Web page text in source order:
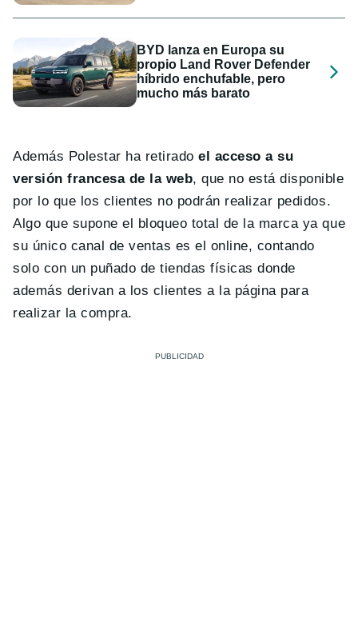
BYD lanza en Europa su
propio Land Rover Defender
híbrido enchufable, pero
mucho más barato
Además Polestar ha retiradoel acceso a su
versión francesa de la web, que no está disponible
por lo que los clientes no podrán realizar pedidos.
Algo que supone el bloqueo total de la marca ya que
su único canal de ventas es el online, contando
solo con un puñado de tiendas físicas donde
además derivan a los clientes a la página para
realizar la compra.